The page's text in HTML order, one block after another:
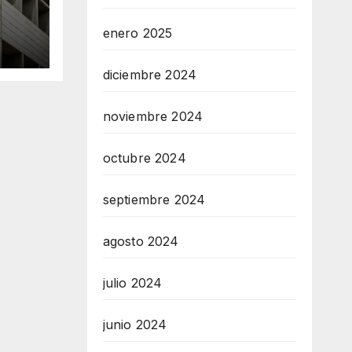
enero 2025
diciembre 2024
noviembre 2024
octubre 2024
septiembre 2024
agosto 2024
julio 2024
junio 2024